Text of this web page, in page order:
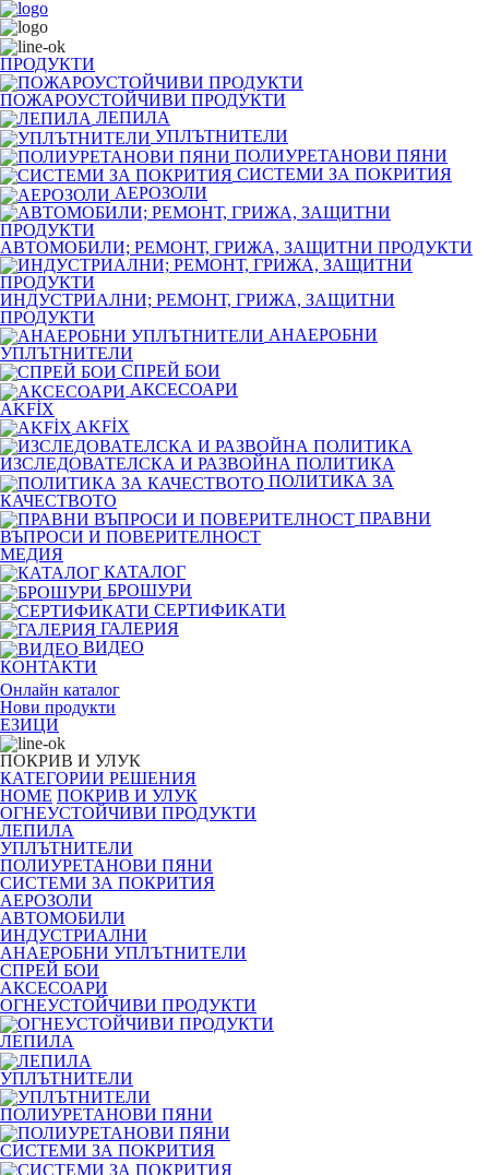
ПРОДУКТИ
ПОЖАРОУСТОЙЧИВИ ПРОДУКТИ
ЛЕПИЛА
УПЛЪТНИТЕЛИ
ПОЛИУРЕТАНОВИ ПЯНИ
СИСТЕМИ ЗА ПОКРИТИЯ
АЕРОЗОЛИ
АВТОМОБИЛИ; РЕМОНТ, ГРИЖА, ЗАЩИТНИ ПРОДУКТИ
ИНДУСТРИАЛНИ; РЕМОНТ, ГРИЖА, ЗАЩИТНИ
ПРОДУКТИ
АНАЕРОБНИ
УПЛЪТНИТЕЛИ
СПРЕЙ БОИ
АКСЕСОАРИ
AKFİX
AKFİX
ИЗСЛЕДОВАТЕЛСКА И РАЗВОЙНА ПОЛИТИКА
ПОЛИТИКА ЗА
КАЧЕСТВОТО
ПРАВНИ
ВЪПРОСИ И ПОВЕРИТЕЛНОСТ
МЕДИЯ
КАТАЛОГ
БРОШУРИ
СЕРТИФИКАТИ
ГАЛЕРИЯ
ВИДЕО
КОНТАКТИ
Онлайн каталог
Нови продукти
ЕЗИЦИ
ПОКРИВ И УЛУК
КАТЕГОРИИ РЕШЕНИЯ
HOME ПОКРИВ И УЛУК
ОГНЕУСТОЙЧИВИ ПРОДУКТИ
ЛЕПИЛА
УПЛЪТНИТЕЛИ
ПОЛИУРЕТАНОВИ ПЯНИ
СИСТЕМИ ЗА ПОКРИТИЯ
АЕРОЗОЛИ
АВТОМОБИЛИ
ИНДУСТРИАЛНИ
АНАЕРОБНИ УПЛЪТНИТЕЛИ
СПРЕЙ БОИ
АКСЕСОАРИ
ОГНЕУСТОЙЧИВИ ПРОДУКТИ
ЛЕПИЛА
УПЛЪТНИТЕЛИ
ПОЛИУРЕТАНОВИ ПЯНИ
СИСТЕМИ ЗА ПОКРИТИЯ